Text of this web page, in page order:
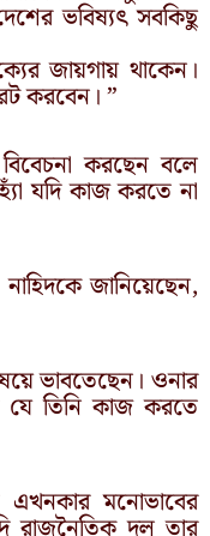
ভবিষ্যৎ সবকিছু
জায়গায় থাকেন।
করবেন। ”
বিবেচনা করছেন বলে
যদি কাজ করতে না
জানিয়েছেন,
ভাবতেছেন। ওনার
যে তিনি কাজ করতে
এখনকার মনোভাবের